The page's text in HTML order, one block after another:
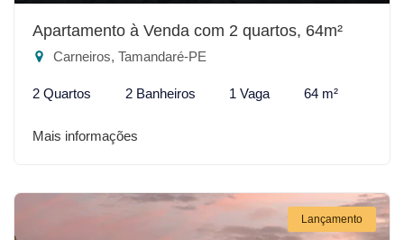
Apartamento à Venda com 2 quartos, 64m²
Carneiros, Tamandaré-PE
2 Quartos 2 Banheiros 1 Vaga 64 m²
Mais informações
Lançamento